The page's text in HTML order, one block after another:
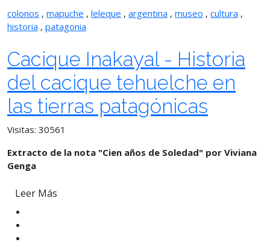
colonos , mapuche , leleque , argentina , museo , cultura ,
historia , patagonia
Cacique Inakayal - Historia
del cacique tehuelche en
las tierras patagónicas
Visitas: 30561
Extracto de la nota "Cien años de Soledad" por Viviana
Genga
Leer Más